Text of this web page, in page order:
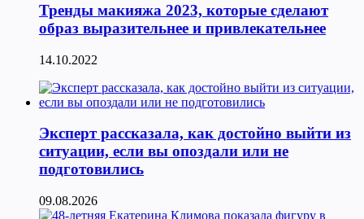
Тренды макияжа 2023, которые сделают
образ выразительнее и привлекательнее
14.10.2022
Эксперт рассказала, как достойно выйти из
ситуации, если вы опоздали или не
подготовились
09.08.2026